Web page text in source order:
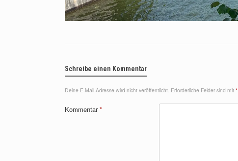
Schreibe einen Kommentar
Deine E-Mail-Adresse wird nicht veröffentlicht. Erforderliche Felder sind mit *
Kommentar*